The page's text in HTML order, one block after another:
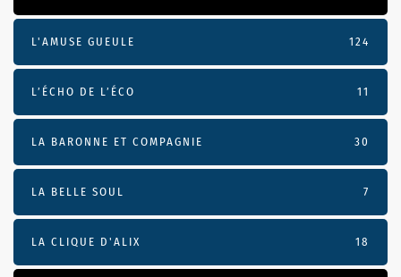
L'AMUSE GUEULE 124
L’ÉCHO DE L’ÉCO 11
LA BARONNE ET COMPAGNIE 30
LA BELLE SOUL 7
LA CLIQUE D'ALIX 18